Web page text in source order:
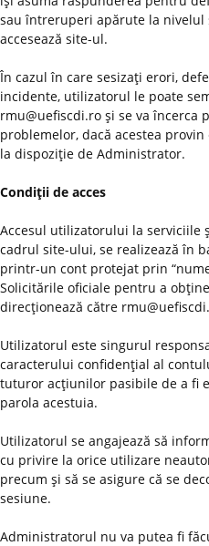
sau întreruperi apărute la nivelul
accesează site-ul.
În cazul în care sesizaţi erori,
incidente, utilizatorul le poate
rmu@uefiscdi.ro şi se va încerca
problemelor, dacă acestea
la dispoziţie de Administrator.
Condiţii de acces
Accesul utilizatorului la serviciile
cadrul site-ului, se realizează în
printr-un cont protejat prin
Solicitările oficiale pentru a
direcţionează către
Utilizatorul este singurul
caracterului confidenţial al
tuturor acţiunilor pasibile de a fi
parola acestuia.
Utilizatorul se angajează să
cu privire la orice utilizare
precum şi să se asigure că se
sesiune.
Administratorul nu va putea fi